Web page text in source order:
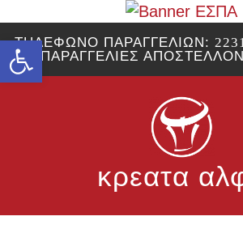
Ανοίξτε τη γραμμή εργαλείων
ΤΗΛΕΦΩΝΟ ΠΑΡΑΓΓΕΛΙΩΝ:
ΠΑΡΑΓΓΕΛΙΕΣ
κρεατα